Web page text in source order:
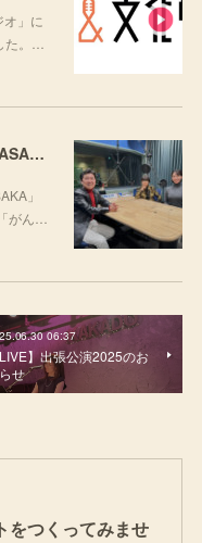
」に
。…
【ラジオ】3/1(日)「コシノジュンコ MASAKA」にて楽曲をご紹介いただきました
」
がん…
06:37
】出張公演2025のお
せ
をつくってみませ